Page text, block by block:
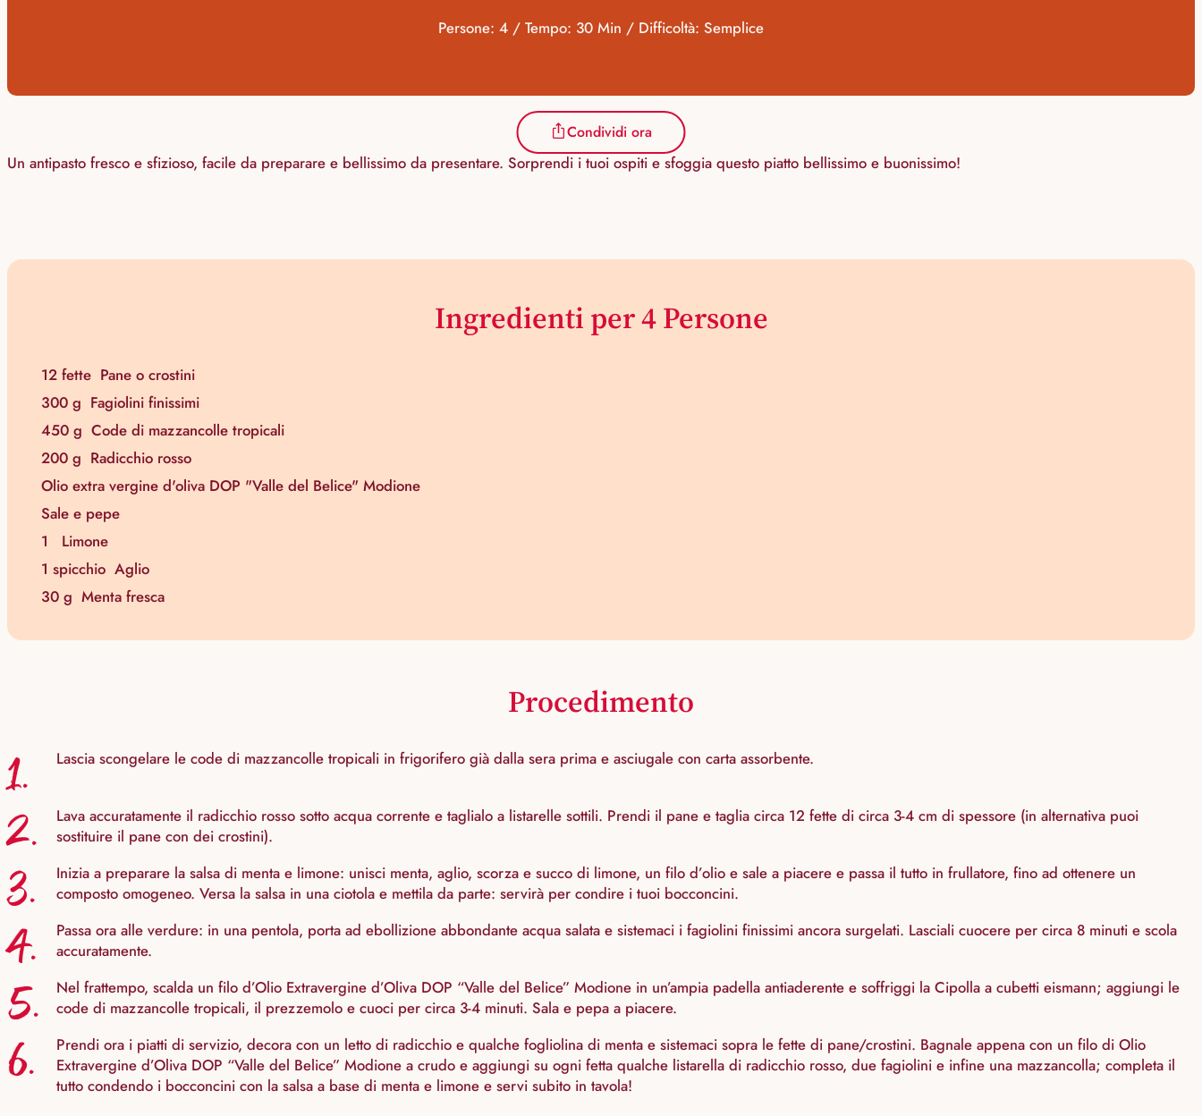
Persone: 4 / Tempo: 30 Min / Difficoltà: Semplice
Condividi ora
Un antipasto fresco e sfizioso, facile da preparare e bellissimo da presentare. Sorprendi i tuoi ospiti e sfoggia questo piatto bellissimo e buonissimo!
Ingredienti per 4 Persone
12 fette Pane o crostini
300 g Fagiolini finissimi
450 g Code di mazzancolle tropicali
200 g Radicchio rosso
Olio extra vergine d'oliva DOP "Valle del Belice" Modione
Sale e pepe
1
Limone
1 spicchio Aglio
30 g Menta fresca
Procedimento
1. Lascia scongelare le code di mazzancolle tropicali in frigorifero già dalla sera prima e asciugale con carta assorbente.
2.
Lava accuratamente il radicchio rosso sotto acqua corrente e taglialo a listarelle sottili. Prendi il pane e taglia circa 12 fette di circa 3-4 cm di spessore (in alternativa puoi
sostituire il pane con dei crostini).
3.
Inizia a preparare la salsa di menta e limone: unisci menta, aglio, scorza e succo di limone, un filo d’olio e sale a piacere e passa il tutto in frullatore, fino ad ottenere un
composto omogeneo. Versa la salsa in una ciotola e mettila da parte: servirà per condire i tuoi bocconcini.
4.
Passa ora alle verdure: in una pentola, porta ad ebollizione abbondante acqua salata e sistemaci i fagiolini finissimi ancora surgelati. Lasciali cuocere per circa 8 minuti e scola
accuratamente.
5.
Nel frattempo, scalda un filo d’Olio Extravergine d’Oliva DOP “Valle del Belice” Modione in un’ampia padella antiaderente e soffriggi la Cipolla a cubetti eismann; aggiungi le
code di mazzancolle tropicali, il prezzemolo e cuoci per circa 3-4 minuti. Sala e pepa a piacere.
6.
Prendi ora i piatti di servizio, decora con un letto di radicchio e qualche fogliolina di menta e sistemaci sopra le fette di pane/crostini. Bagnale appena con un filo di Olio
Extravergine d’Oliva DOP “Valle del Belice” Modione a crudo e aggiungi su ogni fetta qualche listarella di radicchio rosso, due fagiolini e infine una mazzancolla; completa il
tutto condendo i bocconcini con la salsa a base di menta e limone e servi subito in tavola!